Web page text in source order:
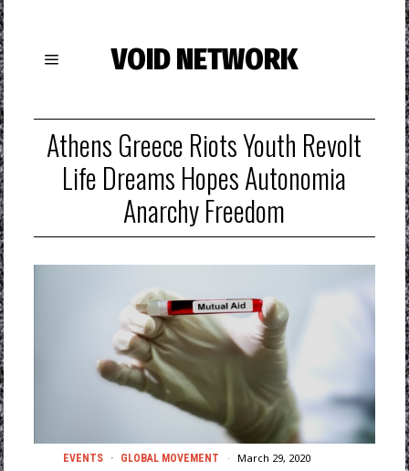
VOID NETWORK
Athens Greece Riots Youth Revolt
Life Dreams Hopes Autonomia
Anarchy Freedom
EVENTS · GLOBAL MOVEMENT March 29, 2020